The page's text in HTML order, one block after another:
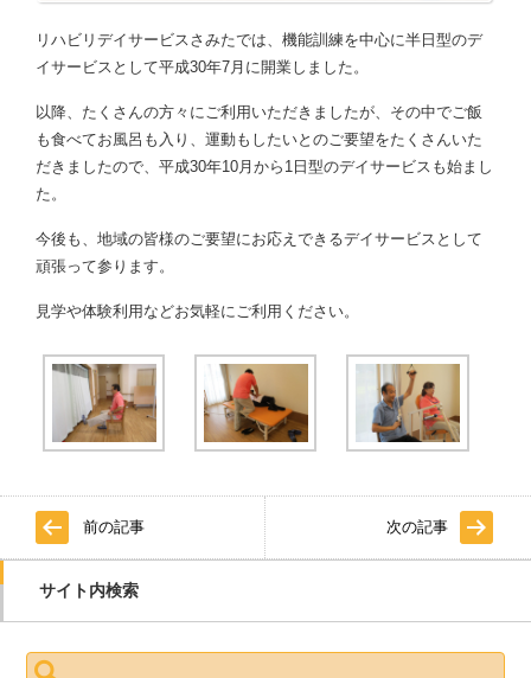
リハビリデイサービスさみたでは、機能訓練を中心に半日型のデ
イサービスとして平成30年7月に開業しました。
以降、たくさんの方々にご利用いただきましたが、その中でご飯
も食べてお風呂も入り、運動もしたいとのご要望をたくさんいた
だきましたので、平成30年10月から1日型のデイサービスも始まし
た。
今後も、地域の皆様のご要望にお応えできるデイサービスとして
頑張って参ります。
見学や体験利用などお気軽にご利用ください。
前の記事 次の記事
サイト内検索
検索: